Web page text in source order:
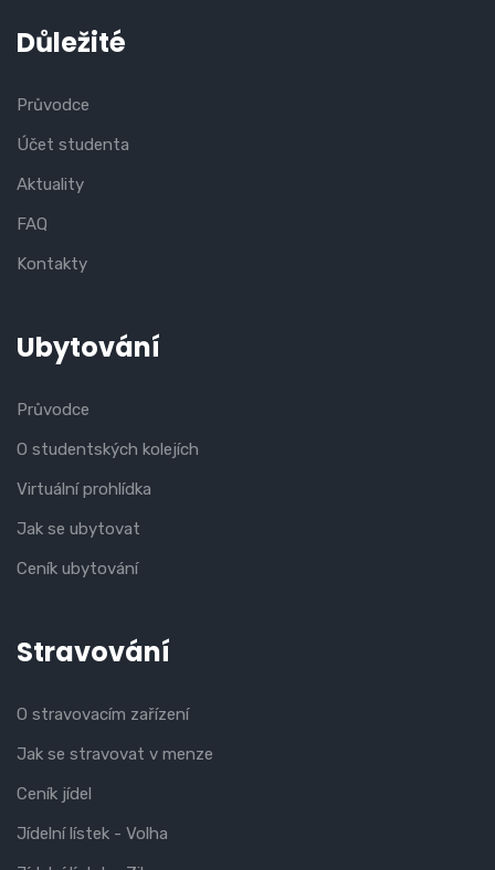
Důležité
Průvodce
Účet studenta
Aktuality
FAQ
Kontakty
Ubytování
Průvodce
O studentských kolejích
Virtuální prohlídka
Jak se ubytovat
Ceník ubytování
Stravování
O stravovacím zařízení
Jak se stravovat v menze
Ceník jídel
Jídelní lístek - Volha